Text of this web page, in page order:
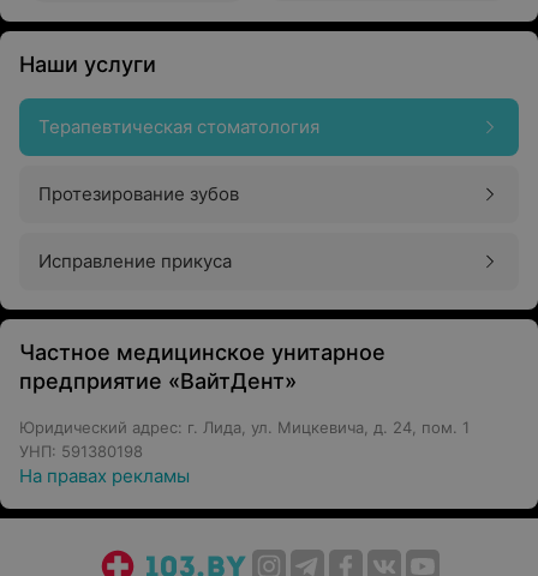
Наши услуги
Терапевтическая стоматология
Протезирование зубов
Исправление прикуса
Частное медицинское унитарное
предприятие «ВайтДент»
Юридический адрес: г. Лида, ул. Мицкевича, д. 24, пом. 1
УНП: 591380198
На правах рекламы